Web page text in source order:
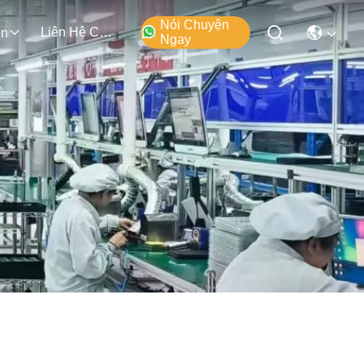
Liên Hệ Chúng Tôi
Nói Chuyện
Ngay